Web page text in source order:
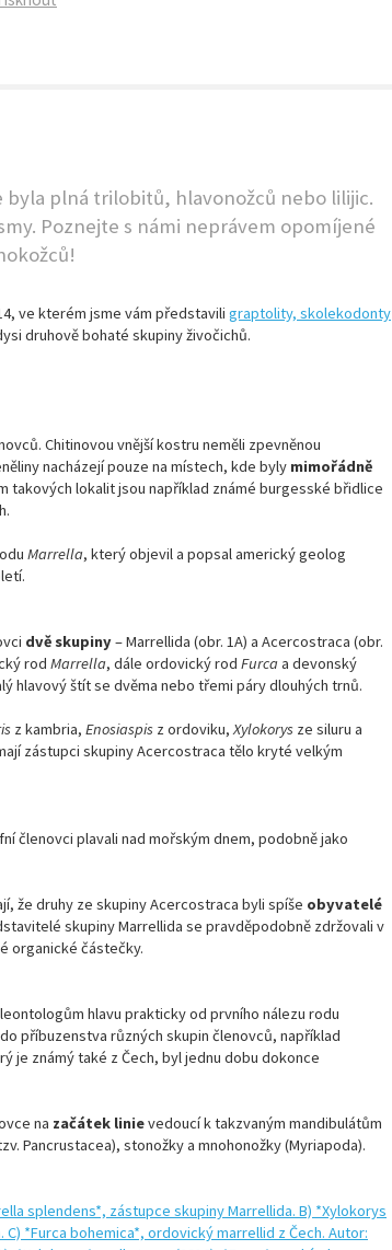
plná trilobitů, hlavonožců nebo lilijic.
Poznejte s námi neprávem opomíjené
ve kterém jsme vám představili graptolity, skolekodonty
druhově bohaté skupiny živočichů.
Chitinovou vnější kostru neměli zpevněnou
nacházejí pouze na místech, kde byly mimořádně
takových lokalit jsou například známé burgesské břidlice
Marrella, který objevil a popsal americký geolog
dvě skupiny– Marrellida (obr. 1A) a Acercostraca (obr.
rod Marrella, dále ordovický rod Furcaa devonský
hlavový štít se dvěma nebo třemi páry dlouhých trnů.
z kambria, Enosiaspis z ordoviku,Xylokorys ze siluru a
zástupci skupiny Acercostraca tělo kryté velkým
členovci plavali nad mořským dnem, podobně jako
že druhy ze skupiny Acercostraca byli spíše obyvatelé
skupiny Marrellida se pravděpodobně zdržovali v
organické částečky.
hlavu prakticky od prvního nálezu rodu
příbuzenstva různých skupin členovců, například
je známý také z Čech, byl jednu dobu dokonce
na začátek linievedoucí k takzvaným mandibulátům
Pancrustacea), stonožky a mnohonožky (Myriapoda).